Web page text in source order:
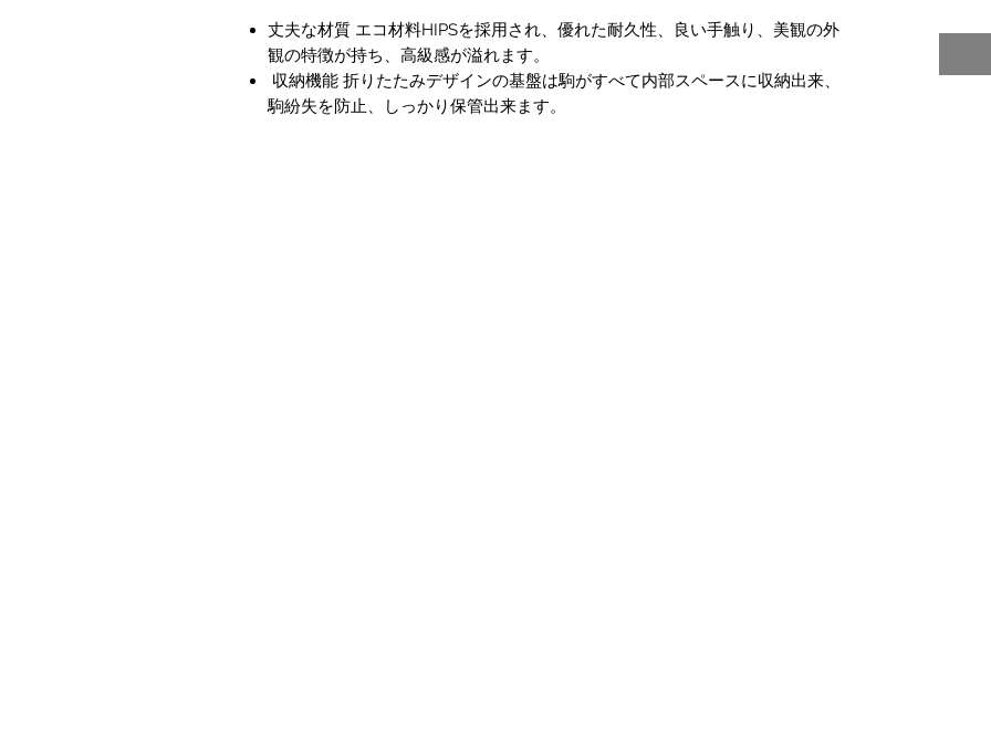
丈夫な材質 エコ材料HIPSを採用され、優れた耐久性、良い手触り、美観の外
観の特徴が持ち、高級感が溢れます。
収納機能 折りたたみデザインの基盤は駒がすべて内部スペースに収納出来、
駒紛失を防止、しっかり保管出来ます。